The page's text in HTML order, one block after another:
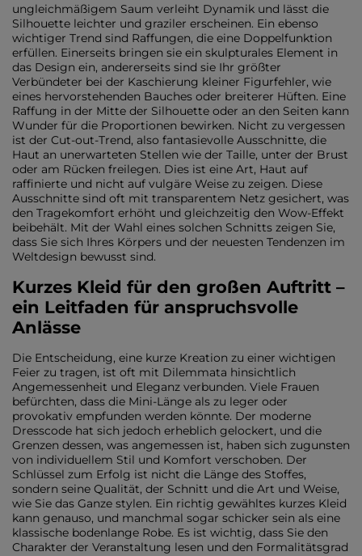
ungleichmäßigem Saum verleiht Dynamik und lässt die
Silhouette leichter und graziler erscheinen. Ein ebenso
wichtiger Trend sind Raffungen, die eine Doppelfunktion
erfüllen. Einerseits bringen sie ein skulpturales Element in
das Design ein, andererseits sind sie Ihr größter
Verbündeter bei der Kaschierung kleiner Figurfehler, wie
eines hervorstehenden Bauches oder breiterer Hüften. Eine
Raffung in der Mitte der Silhouette oder an den Seiten kann
Wunder für die Proportionen bewirken. Nicht zu vergessen
ist der Cut-out-Trend, also fantasievolle Ausschnitte, die
Haut an unerwarteten Stellen wie der Taille, unter der Brust
oder am Rücken freilegen. Dies ist eine Art, Haut auf
raffinierte und nicht auf vulgäre Weise zu zeigen. Diese
Ausschnitte sind oft mit transparentem Netz gesichert, was
den Tragekomfort erhöht und gleichzeitig den Wow-Effekt
beibehält. Mit der Wahl eines solchen Schnitts zeigen Sie,
dass Sie sich Ihres Körpers und der neuesten Tendenzen im
Weltdesign bewusst sind.
Kurzes Kleid für den großen Auftritt –
ein Leitfaden für anspruchsvolle
Anlässe
Die Entscheidung, eine kurze Kreation zu einer wichtigen
Feier zu tragen, ist oft mit Dilemmata hinsichtlich
Angemessenheit und Eleganz verbunden. Viele Frauen
befürchten, dass die Mini-Länge als zu leger oder
provokativ empfunden werden könnte. Der moderne
Dresscode hat sich jedoch erheblich gelockert, und die
Grenzen dessen, was angemessen ist, haben sich zugunsten
von individuellem Stil und Komfort verschoben. Der
Schlüssel zum Erfolg ist nicht die Länge des Stoffes,
sondern seine Qualität, der Schnitt und die Art und Weise,
wie Sie das Ganze stylen. Ein richtig gewähltes kurzes Kleid
kann genauso, und manchmal sogar schicker sein als eine
klassische bodenlange Robe. Es ist wichtig, dass Sie den
Charakter der Veranstaltung lesen und den Formalitätsgrad